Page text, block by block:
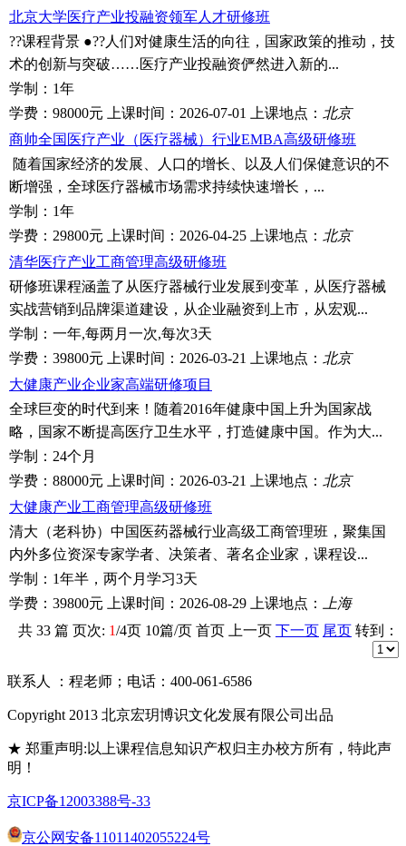
北京大学医疗产业投融资领军人才研修班
??课程背景 ●??人们对健康生活的向往，国家政策的推动，技
术的创新与突破……医疗产业投融资俨然进入新的...
学制： 1年
学费： 98000元 上课时间： 2026-07-01 上课地点： 北京
商帅全国医疗产业（医疗器械）行业EMBA高级研修班
随着国家经济的发展、人口的增长、以及人们保健意识的不
断增强，全球医疗器械市场需求持续快速增长，...
学制： 1年
学费： 29800元 上课时间： 2026-04-25 上课地点： 北京
清华医疗产业工商管理高级研修班
研修班课程涵盖了从医疗器械行业发展到变革，从医疗器械
实战营销到品牌渠道建设，从企业融资到上市，从宏观...
学制： 一年,每两月一次,每次3天
学费： 39800元 上课时间： 2026-03-21 上课地点： 北京
大健康产业企业家高端研修项目
全球巨变的时代到来！随着2016年健康中国上升为国家战
略，国家不断提高医疗卫生水平，打造健康中国。作为大...
学制： 24个月
学费： 88000元 上课时间： 2026-03-21 上课地点： 北京
大健康产业工商管理高级研修班
清大（老科协）中国医药器械行业高级工商管理班，聚集国
内外多位资深专家学者、决策者、著名企业家，课程设...
学制： 1年半，两个月学习3天
学费： 39800元 上课时间： 2026-08-29 上课地点：
上海
共 33 篇 页次: 1/4页 10篇/页 首页 上一页 下一页 尾页 转到：
联系人 ：程老师；电话：400-061-6586
Copyright 2013 北京宏玥博识文化发展有限公司出品
★ 郑重声明:以上课程信息知识产权归主办校方所有，特此声
明！
京ICP备12003388号-33
京公网安备11011402055224号